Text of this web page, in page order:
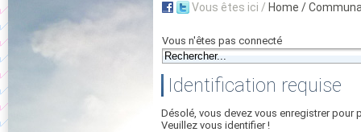
Vous êtes ici / Home /
Vous n'êtes pas connecté
Identification requise
Désolé, vous devez vous enregistrer pour
Veuillez vous identifier !